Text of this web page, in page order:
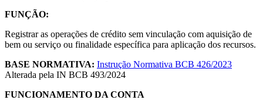
FUNÇÃO:
Registrar as operações de crédito sem vinculação com aquisição de
bem ou serviço ou finalidade específica para aplicação dos recursos.
BASE NORMATIVA: Instrução Normativa BCB 426/2023
Alterada pela IN BCB 493/2024
FUNCIONAMENTO DA CONTA